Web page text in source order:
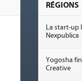
RÉGIONS
La start-up
Nexpublica
Yogosha
Creative